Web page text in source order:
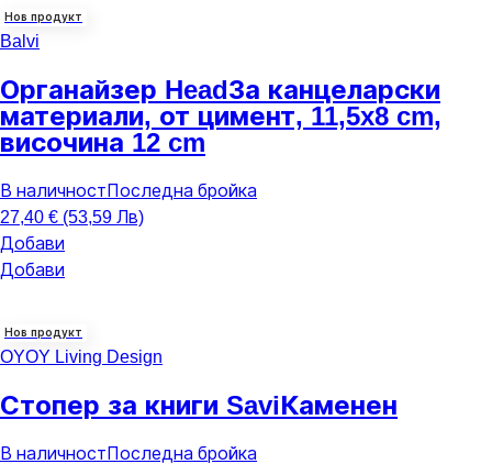
Нов продукт
Balvi
Органайзер HeadЗа канцеларски
материали, от цимент, 11,5x8 cm,
височина 12 cm
В наличност Последна бройка
27,40 € (53,59 Лв)
Добави
Добави
Нов продукт
OYOY Living Design
Стопер за книги SaviКаменен
В наличност Последна бройка